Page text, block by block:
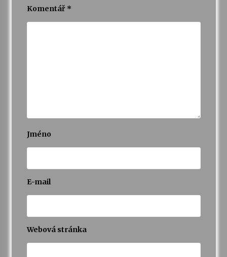
Komentář *
Jméno
E-mail
Webová stránka